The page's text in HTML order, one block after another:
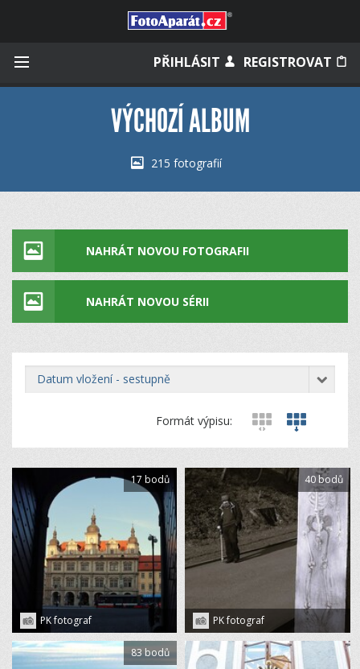
PŘIHLÁSIT REGISTROVAT
Měli jste účet na starém webu?
VÝCHOZÍ ALBUM
215 fotografií
NAHRÁT NOVOU FOTOGRAFII
NAHRÁT NOVOU SÉRII
datum vložení - sestupně
Formát výpisu:
PK fotograf
17 bodů
PK fotograf
40 bodů
83 bodů